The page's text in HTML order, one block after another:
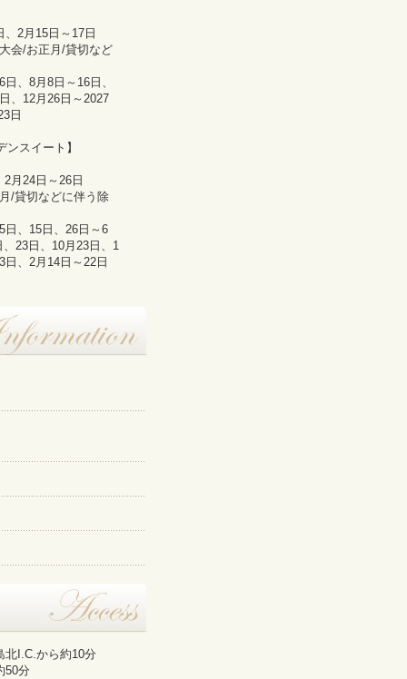
2月15日～17日
会/お正月/貸切など
、8月8日～16日、
、12月26日～2027
日
スイート】
月24日～26日
/貸切などに伴う除
日、15日、26日～6
23日、10月23日、1
、2月14日～22日
北I.C.から約10分
50分